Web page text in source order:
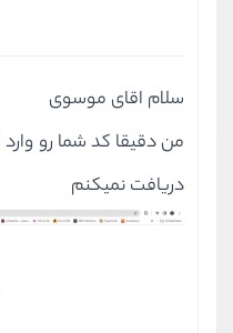
سلام اقای موسوی
من دقیقا کد شما رو
دریافت نمیکنم